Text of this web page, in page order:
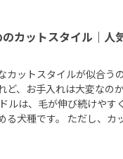
カットスタイル｜人
カットスタイルが似合う
ど、お手入れは大変なの
ルは、毛が伸び続けやす
る犬種です。 ただし、カ